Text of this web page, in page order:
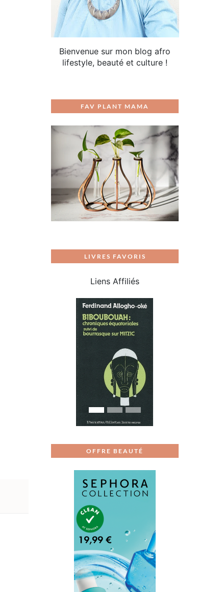
Bienvenue sur mon blog afro
lifestyle, beauté et culture !
FAV PLANT MAMA
LIVRES FAVORIS
Liens Affiliés
Previous
OFFRE BEAUTÉ